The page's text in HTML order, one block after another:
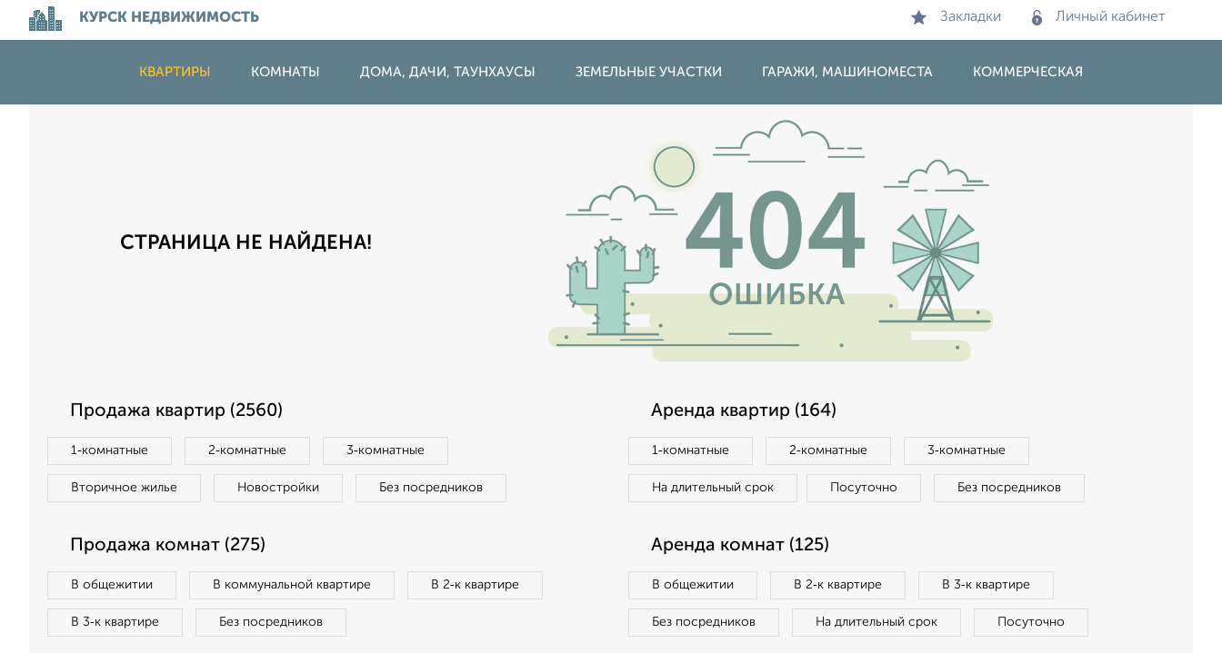
КУРСК НЕДВИЖИМОСТЬ Закладки Личный кабинет
КВАРТИРЫ КОМНАТЫ ДОМА, ДАЧИ, ТАУНХАУСЫ ЗЕМЕЛЬНЫЕ УЧАСТКИ ГАРАЖИ, МАШИНОМЕСТА КОММЕРЧЕСКАЯ
СТРАНИЦА НЕ НАЙДЕНА!
Продажа квартир (2560)
1‑комнатные 2‑комнатные 3‑комнатные
Вторичное жилье Новостройки Без посредников
Аренда квартир (164)
1‑комнатные 2‑комнатные 3‑комнатные
На длительный срок Посуточно Без посредников
Продажа комнат (275)
В общежитии В коммунальной квартире В 2‑к квартире
В 3‑к квартире Без посредников
Аренда комнат (125)
В общежитии В 2‑к квартире В 3‑к квартире
Без посредников На длительный срок Посуточно